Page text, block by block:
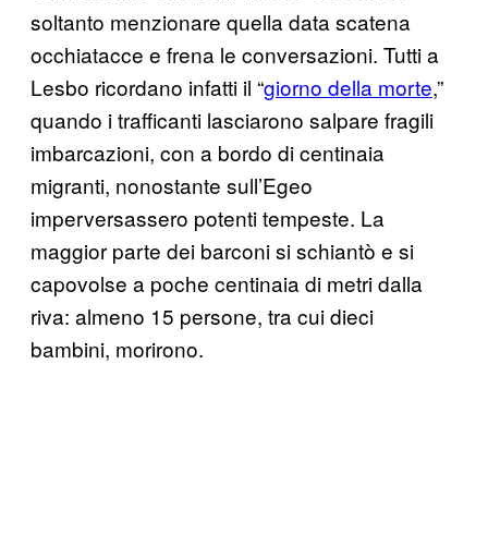
soltanto menzionare quella data scatena
occhiatacce e frena le conversazioni. Tutti a
Lesbo ricordano infatti il “giorno della morte,”
quando i trafficanti lasciarono salpare fragili
imbarcazioni, con a bordo di centinaia
migranti, nonostante sull’Egeo
imperversassero potenti tempeste. La
maggior parte dei barconi si schiantò e si
capovolse a poche centinaia di metri dalla
riva: almeno 15 persone, tra cui dieci
bambini, morirono.